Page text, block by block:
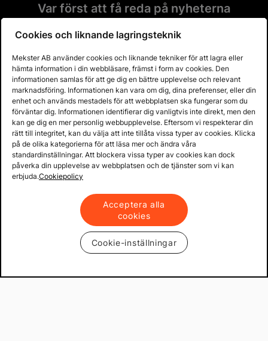
Var först att få reda på nyheterna
att få reda på nyheter och heta deals!
Email address
Prenumerera
Köpvillkor & info
Produkter & lösningar
Cookies och liknande lagringsteknik
Mekster AB använder cookies och liknande tekniker för att lagra eller
hämta information i din webbläsare, främst i form av cookies. Den
informationen samlas för att ge dig en bättre upplevelse och relevant
marknadsföring. Informationen kan vara om dig, dina preferenser, eller din
enhet och används mestadels för att webbplatsen ska fungerar som du
förväntar dig. Informationen identifierar dig vanligtvis inte direkt, men den
kan ge dig en mer personlig webbupplevelse. Eftersom vi respekterar din
rätt till integritet, kan du välja att inte tillåta vissa typer av cookies. Klicka
på de olika kategorierna för att läsa mer och ändra våra
standardinställningar. Att blockera vissa typer av cookies kan dock
påverka din upplevelse av webbplatsen och de tjänster som vi kan
erbjuda.Cookiepolicy
Acceptera alla
cookies
Cookie-inställningar